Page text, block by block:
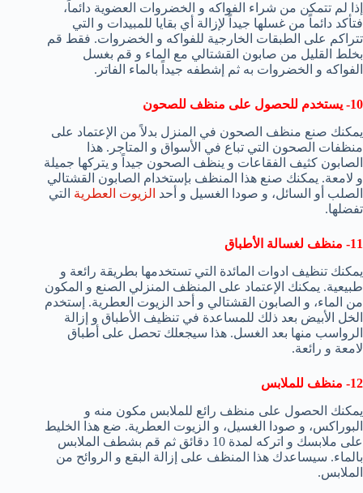
إذا لم تتمكن من شراء الفواكه و الخضروات العضوية دائماً،
فتأكد دائماً من غسلها جيداً لإزالة أي بقايا للمبيدات و التي
تتراكم على الطبقات الخارجية للفواكه و الخضروات. فقط قم
بخلط القليل من صابون القشتالي مع الماء و قم بغسل
الفواكه و الخضروات به ثم إشطفه جيداً بالماء الفاتر.
10- يستخدم للحصول على منظف للصحون
يمكنك صنع منظف الصحون في المنزل بدلاً من الإعتماد على
منظفات الصحون التي تباع في الأسواق و المتاجر. هذا
الصابون كثيف الفقاعات و ينظف الصحون جيداً و يتركها جميلة
و لامعة. يمكنك صنع هذا المنظف بإستخدام الصابون القشتالي
الصلب أو السائل، و صودا الغسيل و أحد الزيوت العطرية التي
تفضلها.
11- منظف لغسالة الأطباق
يمكنك تنظيف ادوات المائدة التي تستخدمها بطريقة رائعة و
طبيعية. يمكنك الإعتماد على المنظف المنزلي الصنع و المكون
من الماء، و الصابون القشتالي و أحد الزيوت العطرية. إستخدم
الخل الأبيض بعد ذلك للمساعدة في تنظيف الأطباق و إزالة
الرواسب منها بعد الغسل. هذا سيجعلك تحصل على أطباق
لامعة و رائعة.
12- منظف للملابس
يمكنك الحصول على منظف رائع للملابس مكون منه و
البوراكس، و صودا الغسيل، و الزيوت العطرية. ضع هذا الخليط
على ملابسك و اتركه لمدة 10 دقائق ثم قم بشطف الملابس
بالماء. سيساعدك هذا المنظف على إزالة البقع و الروائح من
الملابس.